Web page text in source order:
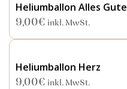
Heliumballon Alles Gute
9,00€ inkl. MwSt.
Heliumballon Herz
9,00€ inkl. MwSt.